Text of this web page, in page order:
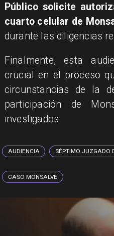
Público solicite
cuarto celular de
durante las diligencias
Finalmente, esta
crucial en el proceso
circunstancias de la
participación de
investigados.
AUDIENCIA SÉPTIMO JUZGADO
CASO MONSALVE